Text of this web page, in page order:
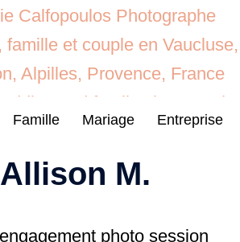
Famille Mariage Entreprise
Allison M.